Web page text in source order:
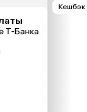
Т-Банка
Кешбэк